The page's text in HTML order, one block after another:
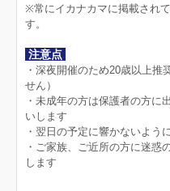
※常にイカナカマに掲載され
す。
注意点
・深夜開催のため20歳以上推
せん）
・未成年の方は保護者の方に
いします
・翌日の予定に響かないよう
・ご家族、ご近所の方に迷惑
します